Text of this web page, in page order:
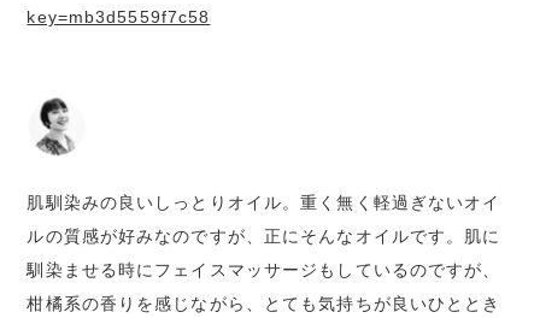
key=mb3d5559f7c58
肌馴染みの良いしっとりオイル。重く無く軽過ぎないオイ
ルの質感が好みなのですが、正にそんなオイルです。肌に
馴染ませる時にフェイスマッサージもしているのですが、
柑橘系の香りを感じながら、とても気持ちが良いひととき